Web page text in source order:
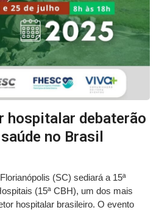
hospitalar debaterão
no Brasil
(SC) sediará a 15ª
(15ª CBH), um dos mais
hospitalar brasileiro. O evento